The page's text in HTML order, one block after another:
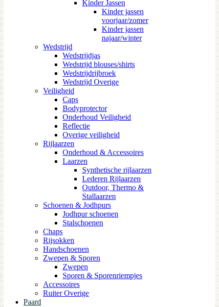
Kinder Jassen
Kinder jassen
voorjaar/zomer
Kinder jassen
najaar/winter
Wedstrijd
Wedstrijdjas
Wedstrijd blouses/shirts
Wedstrijdrijbroek
Wedstrijd Overige
Veiligheid
Caps
Bodyprotector
Onderhoud Veiligheid
Reflectie
Overige veiligheid
Rijlaarzen
Onderhoud & Accessoires
Laarzen
Synthetische rijlaarzen
Lederen Rijlaarzen
Outdoor, Thermo &
Stallaarzen
Schoenen & Jodhpurs
Jodhpur schoenen
Stalschoenen
Chaps
Rijsokken
Handschoenen
Zwepen & Sporen
Zwepen
Sporen & Sporenriempjes
Accessoires
Ruiter Overige
Paard